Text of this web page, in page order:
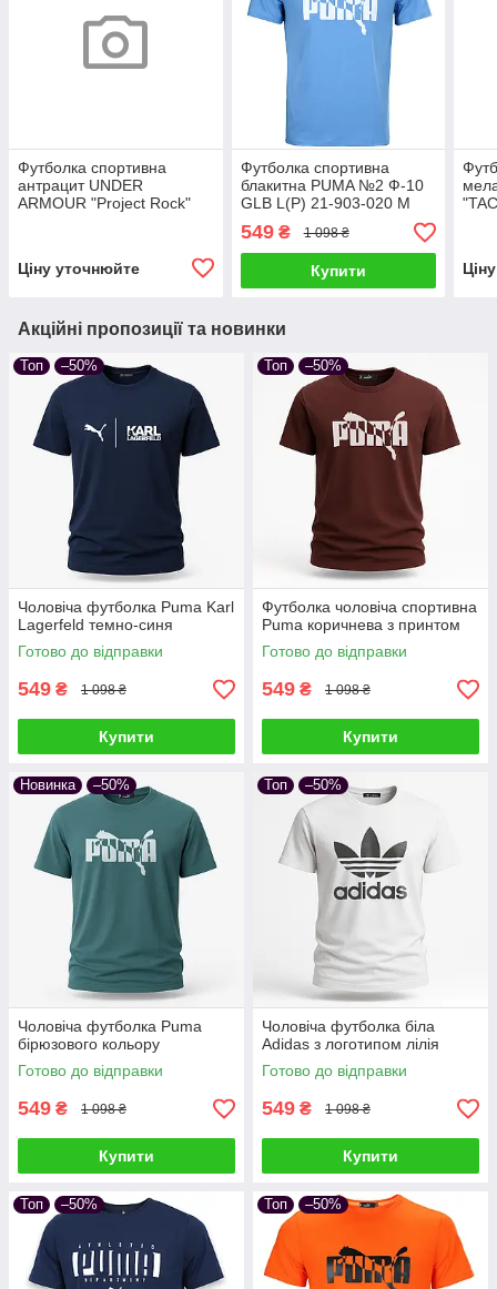
Футболка спортивна
антрацит UNDER
ARMOUR "Project Rock"
Ціну уточнюйте
Футболка спортивна
блакитна PUMA №2 Ф-10
GLB L(Р) 21-903-020 M
549₴ 1 098 ₴
Купити
Акційні пропозиції та новинки
Топ –50%
Чоловіча футболка Puma Karl
Lagerfeld темно-синя
Готово до відправки
549 ₴ 1 098 ₴
Купити
Топ –50%
Футболка чоловіча спортивна
Puma коричнева з принтом
Готово до відправки
549 ₴ 1 098 ₴
Купити
Новинка –50%
Чоловіча футболка Puma
бірюзового кольору
Готово до відправки
549 ₴ 1 098 ₴
Купити
Топ –50%
Чоловіча футболка біла
Adidas з логотипом лілія
Готово до відправки
549 ₴ 1 098 ₴
Купити
Топ –50% Топ –50%